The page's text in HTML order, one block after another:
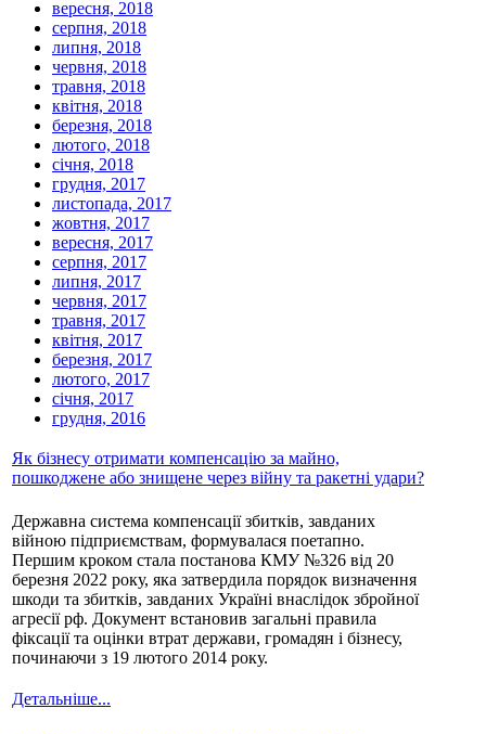
вересня, 2018
серпня, 2018
липня, 2018
червня, 2018
травня, 2018
квітня, 2018
березня, 2018
лютого, 2018
січня, 2018
грудня, 2017
листопада, 2017
жовтня, 2017
вересня, 2017
серпня, 2017
липня, 2017
червня, 2017
травня, 2017
квітня, 2017
березня, 2017
лютого, 2017
січня, 2017
грудня, 2016
Як бізнесу отримати компенсацію за майно,
пошкоджене або знищене через війну та ракетні удари?
Державна система компенсації збитків, завданих
війною підприємствам, формувалася поетапно.
Першим кроком стала постанова КМУ №326 від 20
березня 2022 року, яка затвердила порядок визначення
шкоди та збитків, завданих Україні внаслідок збройної
агресії рф. Документ встановив загальні правила
фіксації та оцінки втрат держави, громадян і бізнесу,
починаючи з 19 лютого 2014 року.
Детальніше...